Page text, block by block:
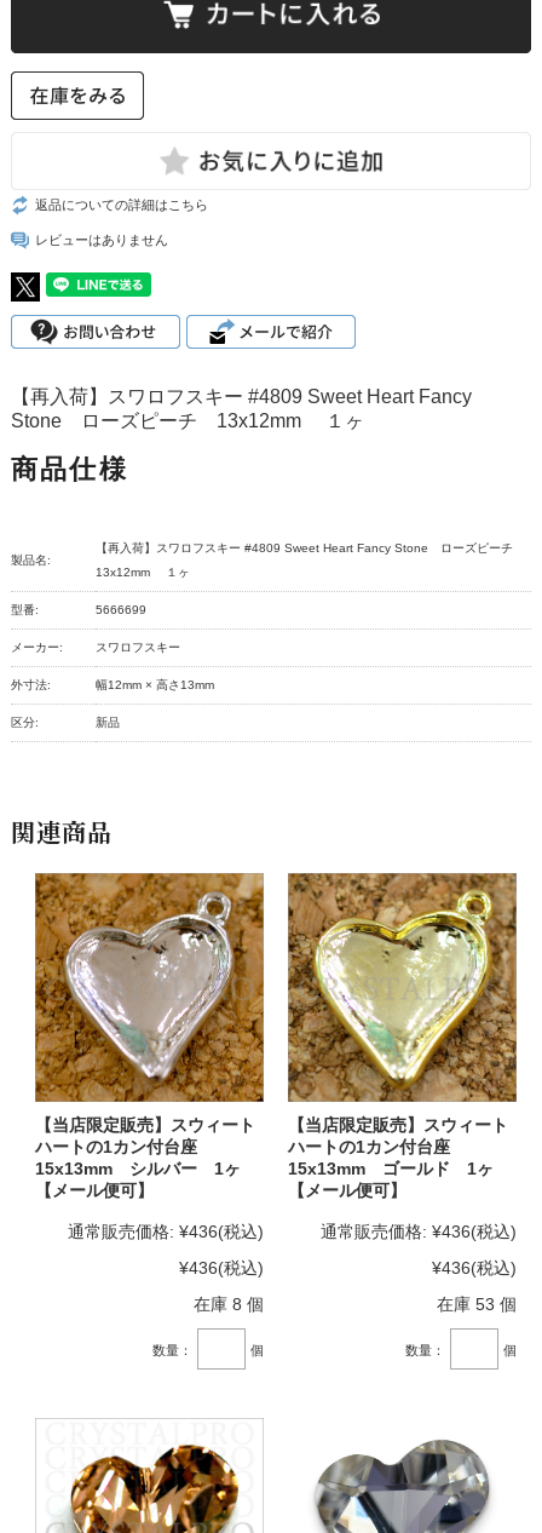
返品についての詳細はこちら
レビューはありません
【再入荷】スワロフスキー #4809 Sweet Heart Fancy
Stone ローズピーチ 13x12mm １ヶ
商品仕様
製品名:
【再入荷】スワロフスキー #4809 Sweet Heart Fancy Stone ローズピーチ
13x12mm １ヶ
型番: 5666699
メーカー: スワロフスキー
外寸法: 幅12mm × 高さ13mm
区分: 新品
関連商品
【当店限定販売】スウィート
ハートの1カン付台座
15x13mm シルバー 1ヶ
【メール便可】
通常販売価格: ¥436(税込)
¥436(税込)
在庫 8 個
数量： 個
【当店限定販売】スウィート
ハートの1カン付台座
15x13mm ゴールド 1ヶ
【メール便可】
通常販売価格: ¥436(税込)
¥436(税込)
在庫 53 個
数量： 個